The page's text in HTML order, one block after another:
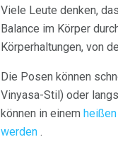
Viele Leute denken,
Balance im Körper
Körperhaltungen, von
Die Posen können
Vinyasa-Stil) oder
können in einem
werden .